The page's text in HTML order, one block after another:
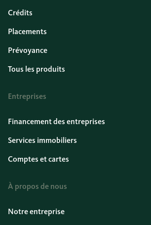
Crédits
Placements
Prévoyance
Tous les produits
Entreprises
Financement des entreprises
Services immobiliers
Comptes et cartes
À propos de nous
Notre entreprise